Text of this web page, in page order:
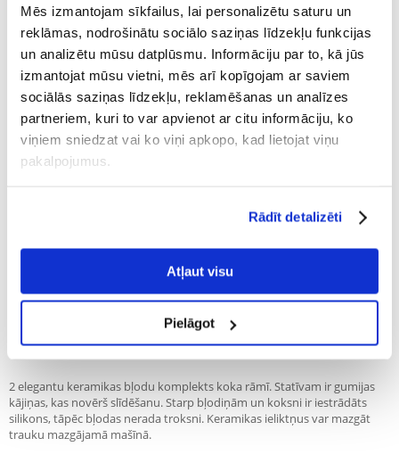
Mēs izmantojam sīkfailus, lai personalizētu saturu un
reklāmas, nodrošinātu sociālo saziņas līdzekļu funkcijas
un analizētu mūsu datplūsmu. Informāciju par to, kā jūs
izmantojat mūsu vietni, mēs arī kopīgojam ar saviem
sociālās saziņas līdzekļu, reklamēšanas un analīzes
partneriem, kuri to var apvienot ar citu informāciju, ko
viņiem sniedzat vai ko viņi apkopo, kad lietojat viņu
pakalpojumus.
Rādīt detalizēti
Atļaut visu
Pielāgot
Mūsu klienta fotogrāfijas
Mūsu klienta fotogrāfijas
9 ATSAUKSMES
5 z 5
Recommend
100% KLIENTU IESAKA ŠO PRODUKTU
UZRAKSTĪT ATSAUKSMI
2 elegantu keramikas bļodu komplekts koka rāmī. Statīvam ir gumijas
kājiņas, kas novērš slīdēšanu. Starp bļodiņām un koksni ir iestrādāts
silikons, tāpēc bļodas nerada troksni. Keramikas ieliktņus var mazgāt
trauku mazgājamā mašīnā.